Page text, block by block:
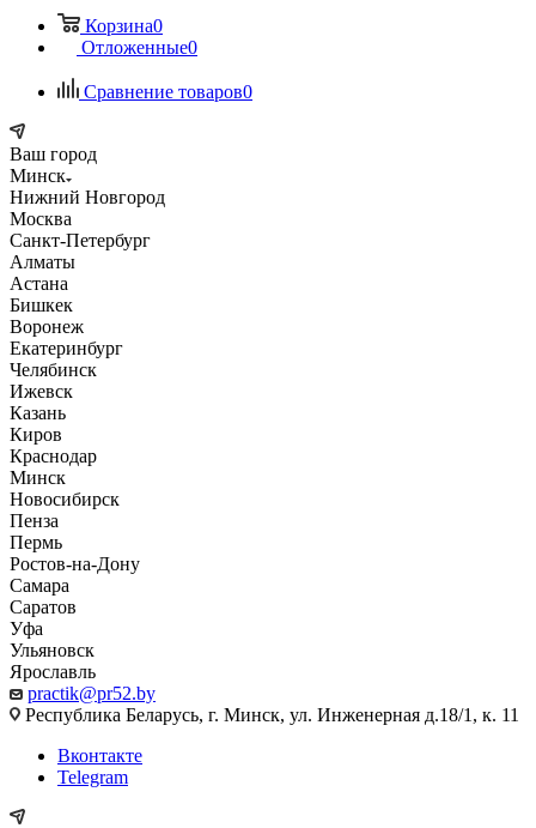
Корзина0
Отложенные0
Сравнение товаров0
Ваш город
Минск
Нижний Новгород
Москва
Санкт-Петербург
Алматы
Астана
Бишкек
Воронеж
Екатеринбург
Челябинск
Ижевск
Казань
Киров
Краснодар
Минск
Новосибирск
Пенза
Пермь
Ростов-на-Дону
Самара
Саратов
Уфа
Ульяновск
Ярославль
practik@pr52.by
Республика Беларусь, г. Минск, ул. Инженерная д.18/1, к. 11
Вконтакте
Telegram